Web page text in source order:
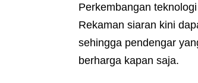
Perkembangan
Rekaman siaran kini
sehingga pendengar
berharga kapan saja.